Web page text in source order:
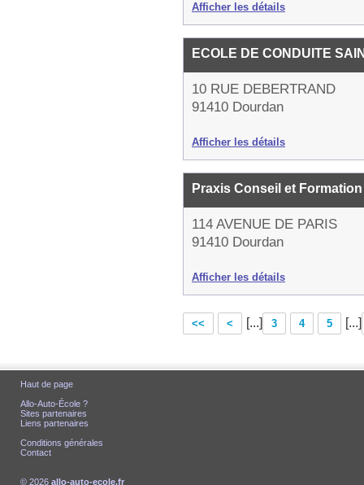
Afficher les détails
ECOLE DE CONDUITE
10 RUE DEBERTRAND
91410 Dourdan
Afficher les détails
Praxis Conseil et
114 AVENUE DE PARIS
91410 Dourdan
Afficher les détails
<< < [...] 3 4 5 [...]
Haut de page
Allo-Auto-École ?
Sites partenaires
Liens partenaires
Conditions générales
Contact
© 2026 allo-auto-ecole.fr